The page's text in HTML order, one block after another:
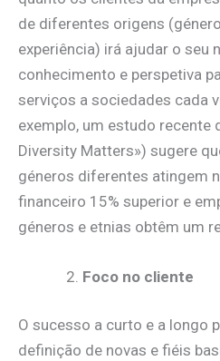
de diferentes origens
experiência) irá ajudar o seu
conhecimento e perspetiva
serviços a sociedades cada
exemplo, um estudo recente
Diversity Matters») sugere
géneros diferentes atingem
financeiro 15% superior e
géneros e etnias obtêm um
Foco no cliente
O sucesso a curto e a longo
definição de novas e fiéis